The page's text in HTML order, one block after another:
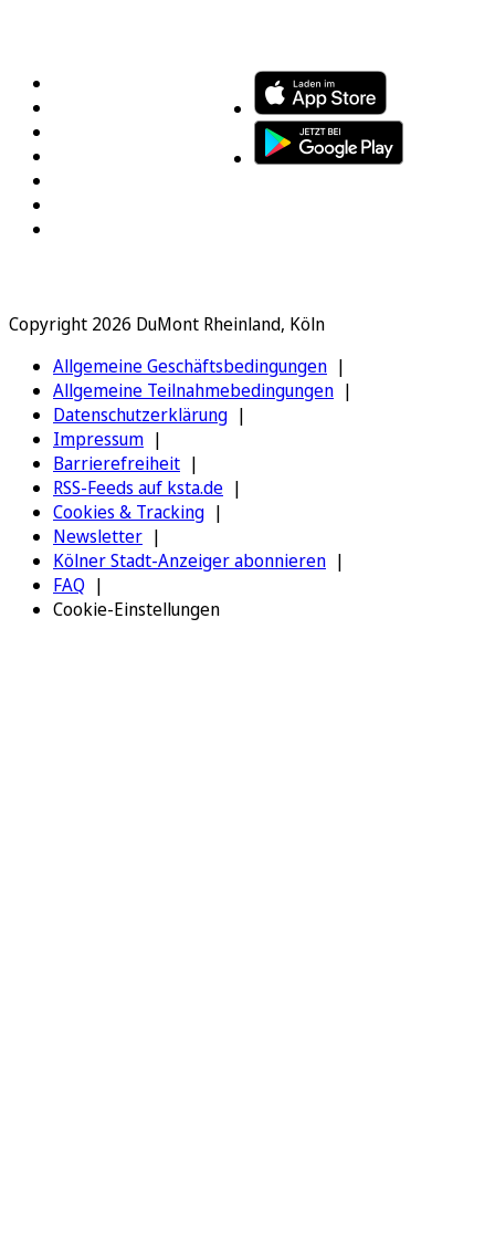
Copyright 2026 DuMont Rheinland, Köln
Allgemeine Geschäftsbedingungen
Allgemeine Teilnahmebedingungen
Datenschutzerklärung
Impressum
Barrierefreiheit
RSS-Feeds auf ksta.de
Cookies & Tracking
Newsletter
Kölner Stadt-Anzeiger abonnieren
FAQ
Cookie-Einstellungen